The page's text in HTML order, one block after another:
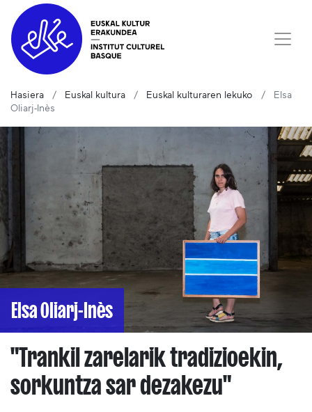
Hasiera Euskal kultura Euskal kulturaren lekuko
Elsa
Oliarj-Inès
Elsa Oliarj-Inès
"Trankil zarelarik tradizioekin,
sorkuntza sar dezakezu"